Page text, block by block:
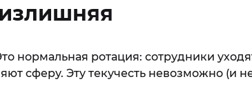
нормальная ротация: сотрудники
сферу. Эту текучесть невозможно (и